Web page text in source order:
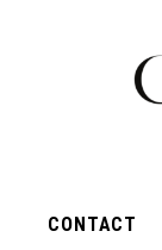
CONTACT